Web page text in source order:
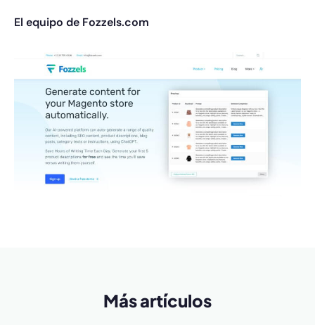
El equipo de Fozzels.com
Más artículos